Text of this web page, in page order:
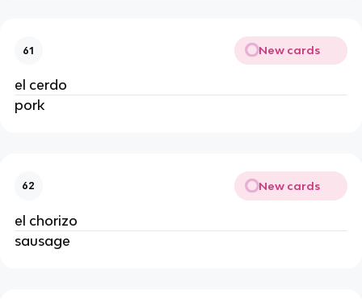
61 New cards
el cerdo
pork
62 New cards
el chorizo
sausage